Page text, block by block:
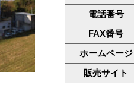
電話番号
FAX番号
ホームページ
販売サイト